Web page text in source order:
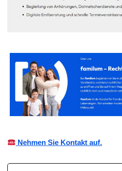
Nehmen Sie Kontakt auf.